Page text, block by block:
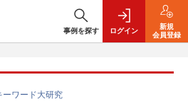
事例を探す ログイン
新規
会員登録
ワード大研究